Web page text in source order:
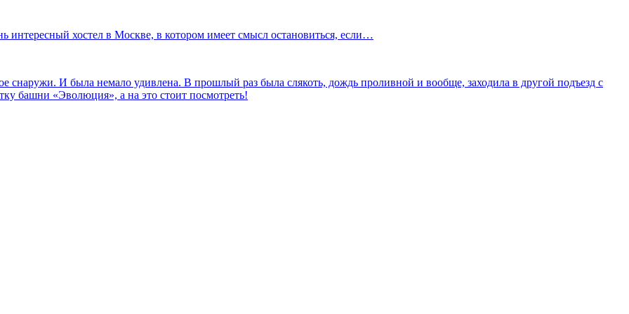
интересный хостел в Москве, в котором имеет смысл остановиться, если…
снаружи. И была немало удивлена. В прошлый раз была слякоть, дождь проливной и вообще, заходила в другой подъезд с
башни «Эволюция», а на это стоит посмотреть!